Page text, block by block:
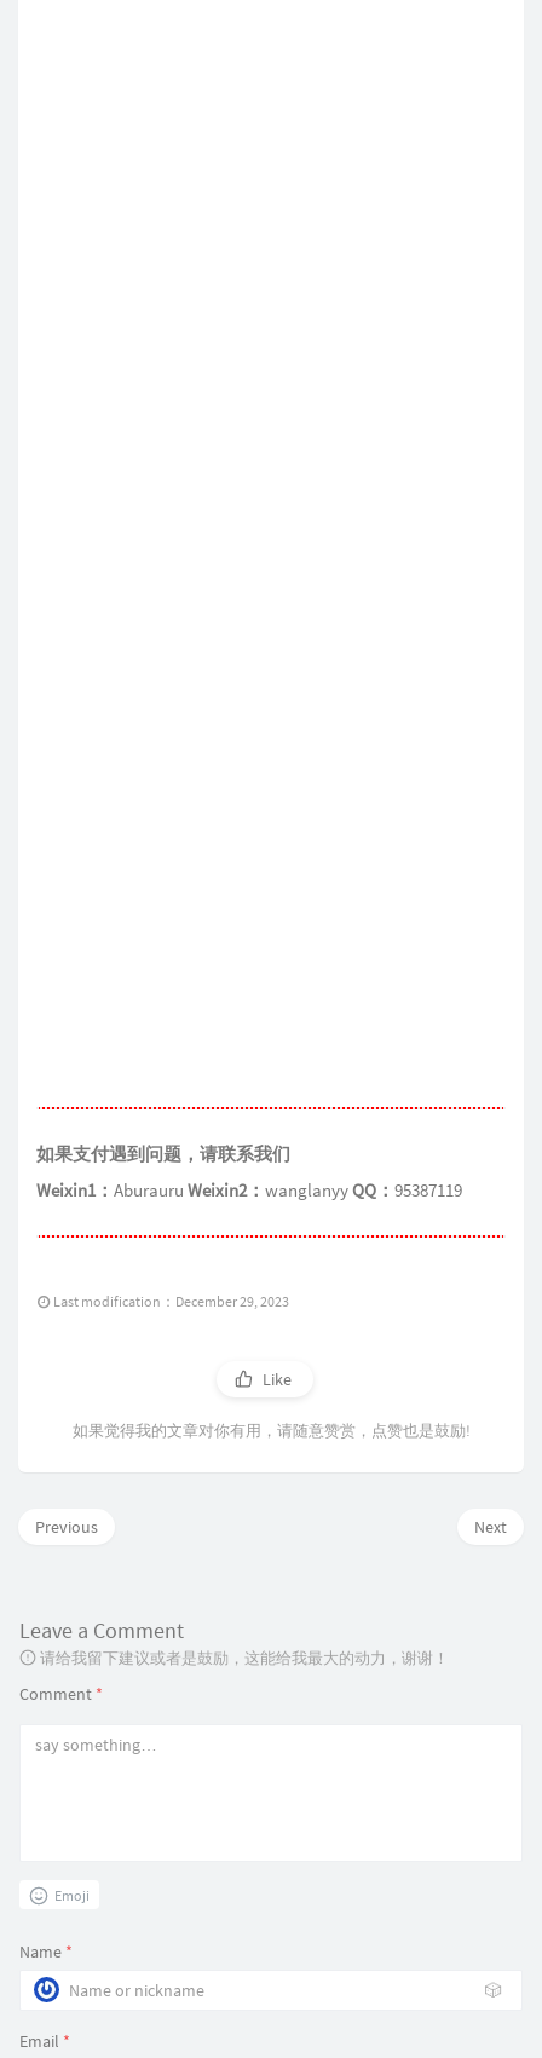
如果支付遇到问题，请联系我们
Weixin1： Aburauru Weixin2： wanglanyyQQ： 95387119
Last modification：December 29, 2023
Like
如果觉得我的文章对你有用，请随意赞赏，点赞也是鼓励!
Next
Previous
Leave a Comment
请给我留下建议或者是鼓励，这能给我最大的动力，谢谢！
Comment *
Emoji
Name *
🎲
Email *